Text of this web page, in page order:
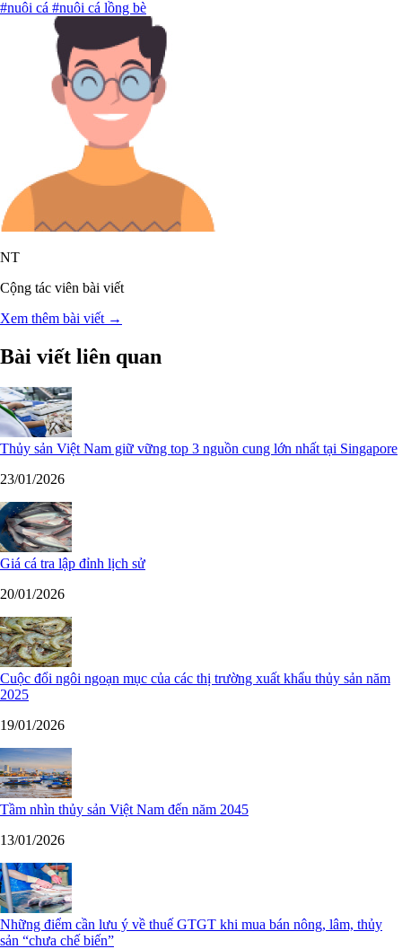
#nuôi cá #nuôi cá lồng bè
NT
Cộng tác viên bài viết
Xem thêm bài viết →
Bài viết liên quan
Thủy sản Việt Nam giữ vững top 3 nguồn cung lớn nhất tại Singapore
23/01/2026
Giá cá tra lập đỉnh lịch sử
20/01/2026
Cuộc đổi ngôi ngoạn mục của các thị trường xuất khẩu thủy sản năm
2025
19/01/2026
Tầm nhìn thủy sản Việt Nam đến năm 2045
13/01/2026
Những điểm cần lưu ý về thuế GTGT khi mua bán nông, lâm, thủy
sản “chưa chế biến”